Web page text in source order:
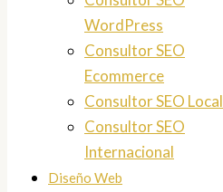
WordPress
Consultor SEO
Ecommerce
Consultor SEO Local
Consultor SEO
Internacional
Diseño Web